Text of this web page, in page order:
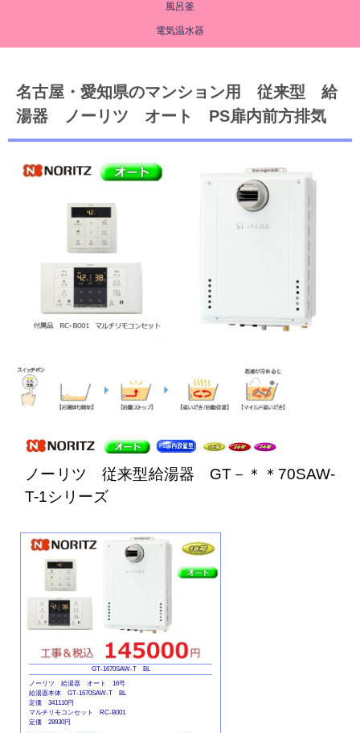
風呂釜
電気温水器
名古屋・愛知県のマンション用 従来型 給
湯器 ノーリツ オート PS扉内前方排気
ノーリツ 従来型給湯器 GT－＊＊70SAW-
T-1シリーズ
GT-1670SAW-T BL
ノーリツ 給湯器 オート 16号
給湯器本体 GT-1670SAW-T BL
定価 341110円
マルチリモコンセット RC-B001
定価 28930円